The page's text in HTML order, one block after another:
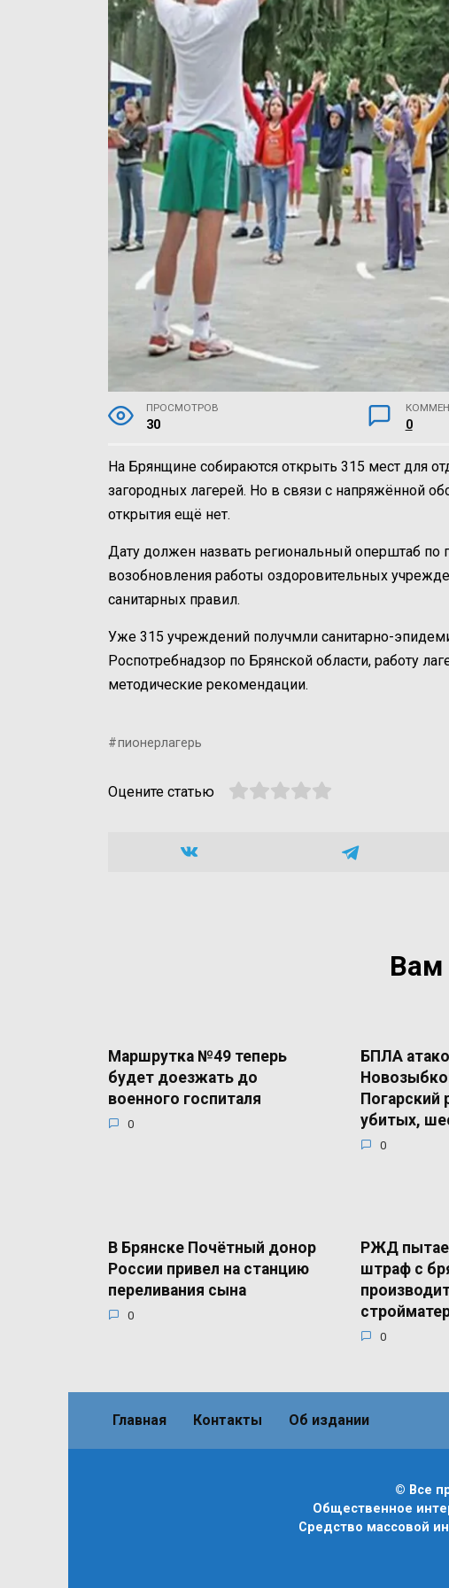
ПРОСМОТРОВ
30 0
На Брянщине собираются открыть 315 мест для
загородных лагерей. Но в связи с напряжённой
открытия ещё нет.
Дату должен назвать региональный оперштаб
возобновления работы оздоровительных
санитарных правил.
Уже 315 учреждений получмли санитарно-
Роспотребнадзор по Брянской области, работу
методические рекомендации.
пионерлагерь
Оцените статью
Вам
Маршрутка №49 теперь
будет доезжать до
военного госпиталя
0
БПЛА
Погарский
убитых,
0
В Брянске Почётный донор
России привел на станцию
переливания сына
0
РЖД
штраф с
0
Главная Контакты Об издании
© Все
Общественное
Средство массовой